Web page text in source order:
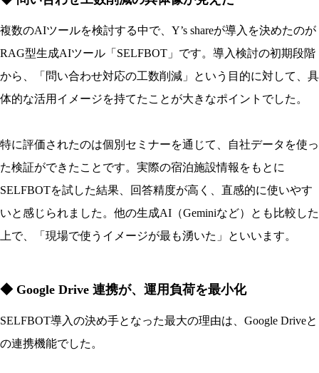
複数のAIツールを検討する中で、Y’s shareが導入を決めたのが
RAG型生成AIツール「SELFBOT」 です。導入検討の初期段階
から、「問い合わせ対応の工数削減」という目的に対して、具
体的な活用イメージを持てたことが大きなポイントでした。
特に評価されたのは個別セミナーを通じて、自社データを使っ
た検証ができたこと です。実際の宿泊施設情報をもとに
SELFBOTを試した結果、回答精度が高く、直感的に使いやす
いと感じられました。他の生成AI（Geminiなど）とも比較した
上で、「現場で使うイメージが最も湧いた」といいます。
◆ Google Drive 連携が、運用負荷を最小化
SELFBOT導入の決め手となった最大の理由は、 Google Driveと
の連携機能でした。